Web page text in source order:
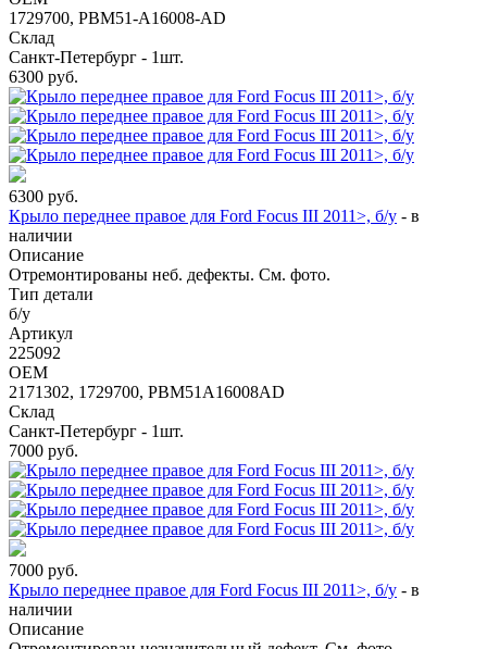
1729700, PBM51-A16008-AD
Склад
Санкт-Петербург - 1шт.
6300 руб.
6300 руб.
Крыло переднее правое для Ford Focus III 2011>, б/у - в
наличии
Описание
Отремонтированы неб. дефекты. См. фото.
Тип детали
б/у
Артикул
225092
OEM
2171302, 1729700, PBM51A16008AD
Склад
Санкт-Петербург - 1шт.
7000 руб.
7000 руб.
Крыло переднее правое для Ford Focus III 2011>, б/у - в
наличии
Описание